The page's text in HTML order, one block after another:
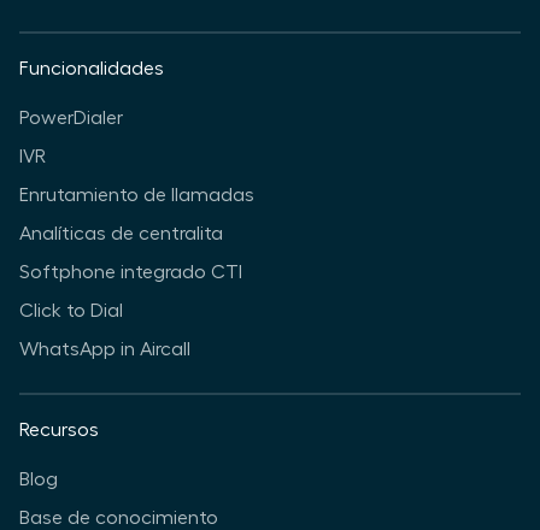
Funcionalidades
PowerDialer
IVR
Enrutamiento de llamadas
Analíticas de centralita
Softphone integrado CTI
Click to Dial
WhatsApp in Aircall
Recursos
Blog
Base de conocimiento